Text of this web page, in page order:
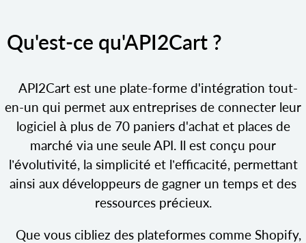
Qu'est-ce qu'API2Cart ?
API2Cart est une plate-forme d'intégration tout-
en-un qui permet aux entreprises de connecter leur
logiciel à plus de 70 paniers d'achat et places de
marché via une seule API. Il est conçu pour
l’évolutivité, la simplicité et l’efficacité, permettant
ainsi aux développeurs de gagner un temps et des
ressources précieux.
Que vous cibliez des plateformes comme Shopify,